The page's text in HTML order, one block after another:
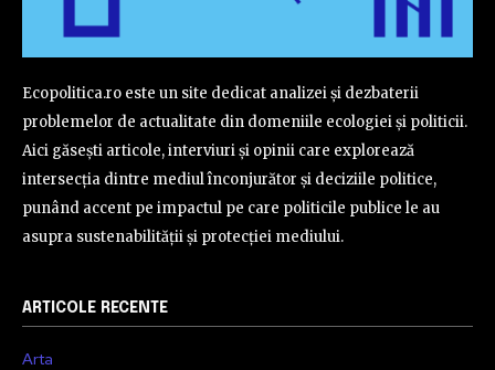
Ecopolitica.ro este un site dedicat analizei și dezbaterii
problemelor de actualitate din domeniile ecologiei și politicii.
Aici găsești articole, interviuri și opinii care explorează
intersecția dintre mediul înconjurător și deciziile politice,
punând accent pe impactul pe care politicile publice le au
asupra sustenabilității și protecției mediului.
ARTICOLE RECENTE
Arta